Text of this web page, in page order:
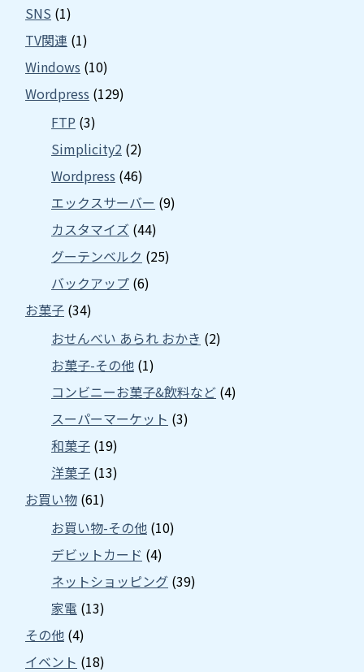
SNS (1)
TV関連 (1)
Windows (10)
Wordpress (129)
FTP (3)
Simplicity2 (2)
Wordpress (46)
エックスサーバー (9)
カスタマイズ (44)
グーテンベルク (25)
バックアップ (6)
お菓子 (34)
おせんべい あられ おかき (2)
お菓子-その他 (1)
コンビニーお菓子&飲料など (4)
スーパーマーケット (3)
和菓子 (19)
洋菓子 (13)
お買い物 (61)
お買い物-その他 (10)
デビットカード (4)
ネットショッピング (39)
家電 (13)
その他 (4)
イベント (18)